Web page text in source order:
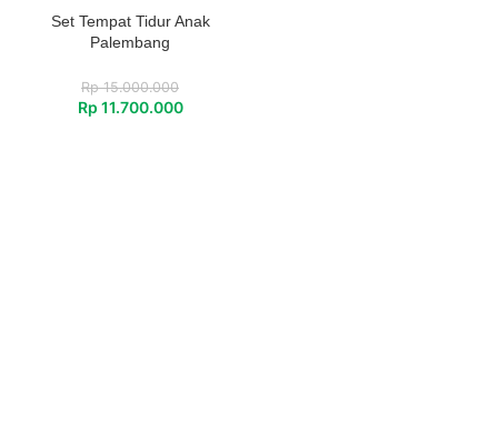
Set Tempat Tidur Anak
Palembang
Rp15.000.000
Rp 11.700.000